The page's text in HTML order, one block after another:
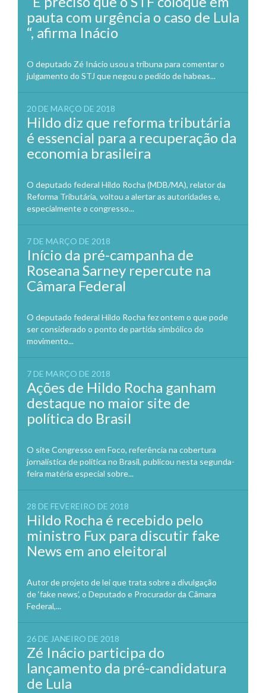
pauta com urgência o caso de Lula
“, afirma Inácio
O deputado Zé Inácio usou a tribuna para comentar o
julgamento do STJ que negou o pedido de habeas...
20 DE MARÇO DE 2018
Hildo diz que reforma tributária
é essencial para a recuperação da
economia brasileira
O deputado federal Hildo Rocha (MDB/MA), relator da
Reforma Tributária, voltou a alertar as autoridades e,
especialmente o congresso...
7 DE MARÇO DE 2018
Início da pré-campanha de
Roseana Sarney repercute na
Câmara Federal
O deputado federal Hildo Rocha fez ontem o que pode
ser considerado o ponto de partida simbólico do
movimento...
7 DE MARÇO DE 2018
Ações de Hildo Rocha ganham
destaque no maior site de
política do Brasil
O site Congresso em Foco, referência na cobertura
jornalística de política no Brasil, publicou nesta segunda-
feira matéria especial sobre...
28 DE FEVEREIRO DE 2018
Hildo Rocha é recebido pelo
ministro Fux para discutir fake
News em ano eleitoral
Autor de projeto de lei que trata sobre a divulgação
de ‘fake news’, o Deputado e Procurador da Câmara
Federal,...
26 DE JANEIRO DE 2018
Zé Inácio participa do
lançamento da pré-candidatura
de Lula